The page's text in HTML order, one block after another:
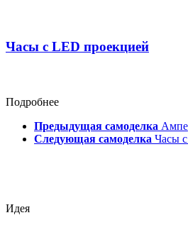
Часы с LED проекцией
Подробнее
Предыдущая самоделка
Следующая самоделка Часы
Идея